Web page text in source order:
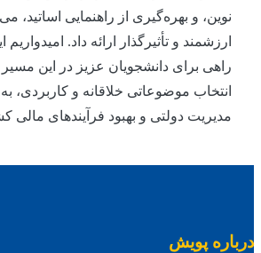
نوین، و بهره‌گیری از راهنمایی اساتید،
ارزشمند و تأثیرگذار ارائه داد.
راهی برای دانشجویان عزیز در این مسیر
انتخاب موضوعاتی خلاقانه و کاربردی،
مدیریت دولتی و بهبود فرآیندهای مالی
درباره پویش